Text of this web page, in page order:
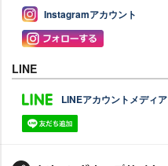
Instagramアカウント
LINE
LINEアカウントメディア